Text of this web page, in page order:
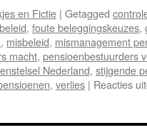
en Fictie | Getagged
, foute beleggingskeuzes,
, misbeleid, mismanagement
macht, pensioenbestuurders
Nederland, stijgende
, verlies | Reacties